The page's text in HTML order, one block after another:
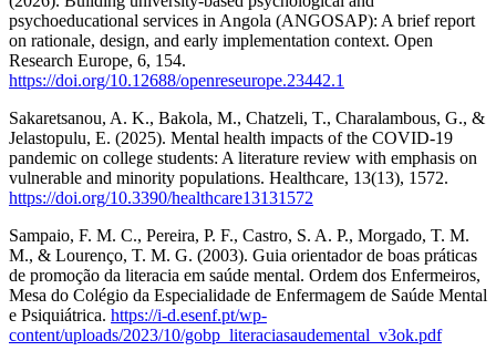
psychoeducational services in Angola (ANGOSAP): A brief report
on rationale, design, and early implementation context. Open
Research Europe, 6, 154.
https://doi.org/10.12688/openreseurope.23442.1
Sakaretsanou, A. K., Bakola, M., Chatzeli, T., Charalambous, G., &
Jelastopulu, E. (2025). Mental health impacts of the COVID-19
pandemic on college students: A literature review with emphasis on
vulnerable and minority populations. Healthcare, 13(13), 1572.
https://doi.org/10.3390/healthcare13131572
Sampaio, F. M. C., Pereira, P. F., Castro, S. A. P., Morgado, T. M.
M., & Lourenço, T. M. G. (2003). Guia orientador de boas práticas
de promoção da literacia em saúde mental. Ordem dos Enfermeiros,
Mesa do Colégio da Especialidade de Enfermagem de Saúde Mental
e Psiquiátrica. https://i-d.esenf.pt/wp-
content/uploads/2023/10/gobp_literaciasaudemental_v3ok.pdf